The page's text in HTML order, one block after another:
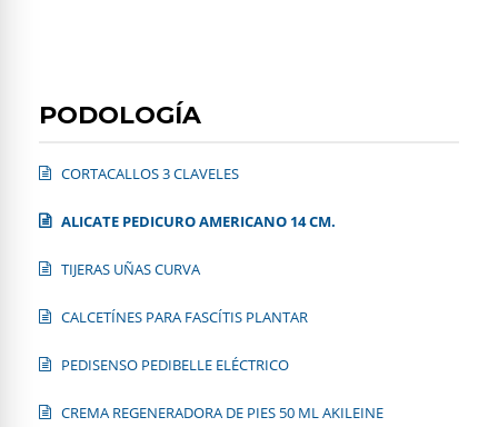
PODOLOGÍA
CORTACALLOS 3 CLAVELES
ALICATE PEDICURO AMERICANO 14 CM.
TIJERAS UÑAS CURVA
CALCETÍNES PARA FASCÍTIS PLANTAR
PEDISENSO PEDIBELLE ELÉCTRICO
CREMA REGENERADORA DE PIES 50 ML AKILEINE